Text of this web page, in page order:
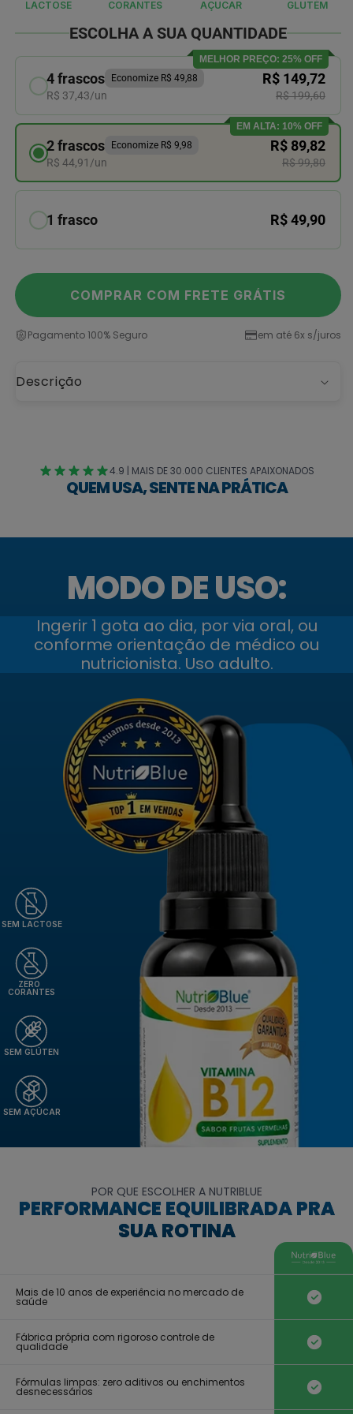
modal
LACTOSE
CORANTES
AÇUCAR
GLUTÉM
ESCOLHA A SUA QUANTIDADE
MELHOR PREÇO: 25% OFF
4 frascos Economize R$ 49,88
R$ 37,43/un
R$ 149,72
R$ 199,60
EM ALTA: 10% OFF
2 frascos Economize R$ 9,98
R$ 44,91/un
R$ 89,82
R$ 99,80
1 frasco R$ 49,90
COMPRAR COM FRETE GRÁTIS
Pagamento 100% Seguro em até 6x s/juros
Descrição
4.9 | MAIS DE 30.000 CLIENTES APAIXONADOS
QUEM USA, SENTE NA PRÁTICA
MODO DE USO:
Ingerir 1 gota ao dia, por via oral, ou
conforme orientação de médico ou
nutricionista. Uso adulto.
SEM LACTOSE
ZERO
CORANTES
SEM GLÚTEN
SEM AÇÚCAR
POR QUE ESCOLHER A NUTRIBLUE
PERFORMANCE EQUILIBRADA PRA
SUA ROTINA
Mais de 10 anos de experiência no mercado de
saúde
Fábrica própria com rigoroso controle de
qualidade
Fórmulas limpas: zero aditivos ou enchimentos
desnecessários